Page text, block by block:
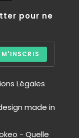
pour ne
M'INSCRIS
Légales
made in
- Quelle